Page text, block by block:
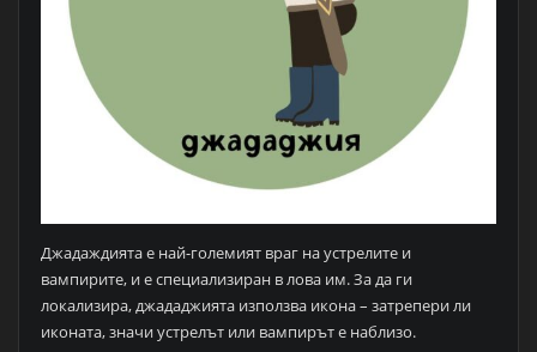
Джадаждията е най-големият враг на устрелите и
вампирите, и е специализиран в лова им. За да ги
локализира, джададжията използва икона – затрепери ли
иконата, значи устрелът или вампирът е наблизо.